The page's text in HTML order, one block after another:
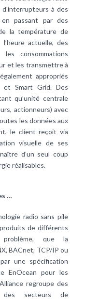
d'interrupteurs à des
passant par des
la température de
actuelle, des
consommations
et les transmettre à
appropriés
et Smart Grid. Des
qu’unité centrale
actionneurs) avec
les données aux
le client reçoit via
visuelle de ses
d’un seul coup
réalisables.
…
radio sans pile
de différents
que la
BACnet, TCP/IP ou
une spécification
EnOcean pour les
regroupe des
des secteurs de